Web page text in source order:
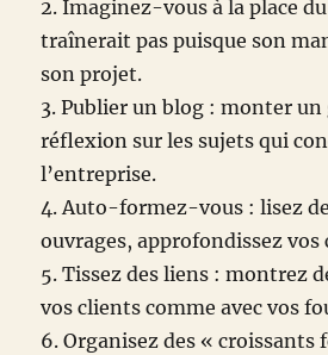
2. Imaginez-vous à la place
traînerait pas puisque son
son projet.
3. Publier un blog : monter un
réflexion sur les sujets qui
l’entreprise.
4. Auto-formez-vous : lisez
ouvrages, approfondissez vos
5. Tissez des liens : montrez
vos clients comme avec vos
6. Organisez des « croissants